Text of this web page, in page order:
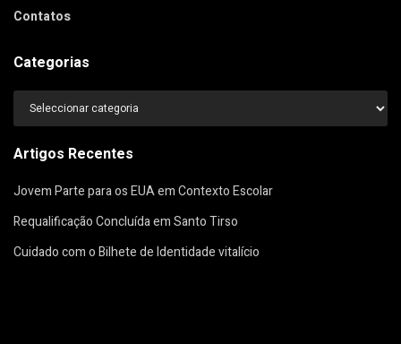
Contatos
Categorias
Categorias
Artigos Recentes
Jovem Parte para os EUA em Contexto Escolar
Requalificação Concluída em Santo Tirso
Cuidado com o Bilhete de Identidade vitalício